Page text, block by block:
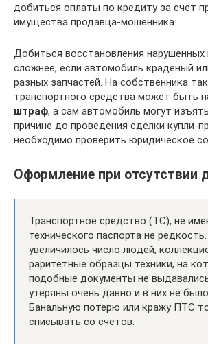
добиться оплаты по кредиту за счет
имущества продавца-мошенника.
Добиться восстановления нарушенных
сложнее, если автомобиль краденый
разных запчастей. На собственника
транспортного средства может быть
штраф, а сам автомобиль могут
причине до проведения сделки купли-
необходимо проверить юридическое
Оформление при отсутствии
Транспортное средство (ТС), не
технического паспорта не
увеличилось число людей,
раритетные образцы техники, на
подобные документы не
утеряны очень давно и в них не
Банальную потерю или кражу ПТС
списывать со счетов.